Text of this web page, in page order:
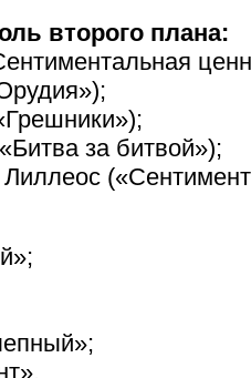
второго плана:
за битвой»);